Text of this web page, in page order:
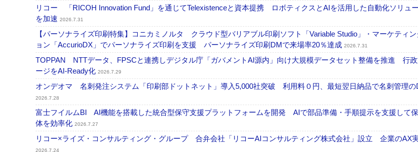
リコー 「RICOH Innovation Fund」を通じてTelexistenceと資本提携 ロボティクスとAIを活用した自動化ソリュ
を加速 2026.7.31
【パーソナライズ印刷特集】コニカミノルタ クラウド型バリアブル印刷ソフト「Variable Studio」・マーケティ
ョン「AccurioDX」でパーソナライズ印刷を支援 パーソナライズ印刷DMで来場率20％達成 2026.7.31
TOPPAN NTTデータ、FPSCと連携しデジタル庁「ガバメントAI源内」向け大規模データセット整備を推進 行
ージをAI-Ready化 2026.7.29
オンデオマ 名刺発注システム「印刷部ドットネット」導入5,000社突破 利用料０円、最短翌日納品で名刺管理の
2026.7.28
富士フイルムBI AI機能を搭載した統合型保守支援プラットフォームを開発 AIで部品準備・手順提示を支援して
体を効率化 2026.7.27
リコー×ライズ・コンサルティング・グループ 合弁会社「リコーAIコンサルティング株式会社」設立 企業のAX
2026.7.24